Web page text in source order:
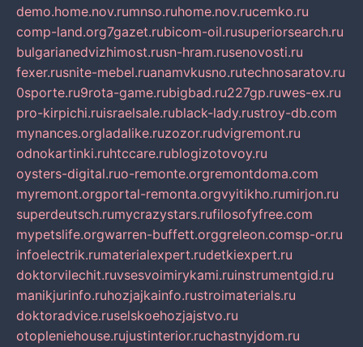
demo.home.nov.rumnso.ruhome.nov.rucemko.ru
comp-land.org7gazet.rubicom-oil.rusuperiorsearch.ru
bulgarianedvizhimost.rusn-hram.rusenovosti.ru
fexer.rusnite-mebel.ruanamvkusno.rutechnosaratov.ru
0sporte.ru9rota-game.rubigbad.ru227gp.ruwes-ex.ru
pro-kirpichi.ruisraelsale.rublack-lady.rustroy-db.com
mynances.orgladalike.ruzozor.rudvigremont.ru
odnokartinki.ruhtccare.rublogizotovoy.ru
oysters-digital.ruo-remonte.orgremontdoma.com
myremont.orgportal-remonta.orgvyitikho.rumirjon.ru
superdeutsch.rumycrazystars.rufilosofyfree.com
mypetslife.orgwarren-buffett.orggreleon.comsp-or.ru
infoelectrik.rumaterialexpert.rudetkiexpert.ru
doktorvilechit.ruvsesvoimirykami.ruinstrumentgid.ru
manikjurinfo.ruhozjajkainfo.rustroimaterials.ru
doktoradvice.ruselskoehozjajstvo.ru
otopleniehouse.rujustinterior.ruchastnyjdom.ru